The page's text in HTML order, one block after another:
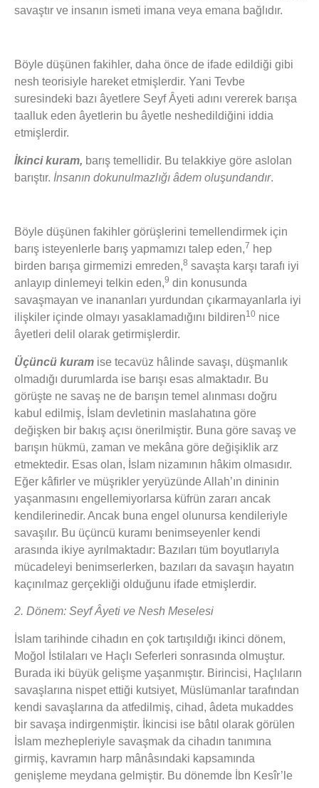
savaştır ve insanın ismeti imana veya emana bağlıdır.
Böyle düşünen fakihler, daha önce de ifade edildiği gibi
nesh teorisiyle hareket etmişlerdir. Yani Tevbe
suresindeki bazı âyetlere Seyf Âyeti adını vererek barışa
taalluk eden âyetlerin bu âyetle neshedildiğini iddia
etmişlerdir.
İkinci kuram, barış temellidir. Bu telakkiye göre aslolan
barıştır. İnsanın dokunulmazlığı âdem oluşundandır.
Böyle düşünen fakihler görüşlerini temellendirmek için
barış isteyenlerle barış yapmamızı talep eden,7 hep
birden barışa girmemizi emreden,8 savaşta karşı tarafı iyi
anlayıp dinlemeyi telkin eden,9 din konusunda
savaşmayan ve inananları yurdundan çıkarmayanlarla iyi
ilişkiler içinde olmayı yasaklamadığını bildiren10 nice
âyetleri delil olarak getirmişlerdir.
Üçüncü kuram ise tecavüz hâlinde savaşı, düşmanlık
olmadığı durumlarda ise barışı esas almaktadır. Bu
görüşte ne savaş ne de barışın temel alınması doğru
kabul edilmiş, İslam devletinin maslahatına göre
değişken bir bakış açısı önerilmiştir. Buna göre savaş ve
barışın hükmü, zaman ve mekâna göre değişiklik arz
etmektedir. Esas olan, İslam nizamının hâkim olmasıdır.
Eğer kâfirler ve müşrikler yeryüzünde Allah’ın dininin
yaşanmasını engellemiyorlarsa küfrün zararı ancak
kendilerinedir. Ancak buna engel olunursa kendileriyle
savaşılır. Bu üçüncü kuramı benimseyenler kendi
arasında ikiye ayrılmaktadır: Bazıları tüm boyutlarıyla
mücadeleyi benimserlerken, bazıları da savaşın hayatın
kaçınılmaz gerçekliği olduğunu ifade etmişlerdir.
2. Dönem: Seyf Âyeti ve Nesh Meselesi
İslam tarihinde cihadın en çok tartışıldığı ikinci dönem,
Moğol İstilaları ve Haçlı Seferleri sonrasında olmuştur.
Burada iki büyük gelişme yaşanmıştır. Birincisi, Haçlıların
savaşlarına nispet ettiği kutsiyet, Müslümanlar tarafından
kendi savaşlarına da atfedilmiş, cihad, âdeta mukaddes
bir savaşa indirgenmiştir. İkincisi ise bâtıl olarak görülen
İslam mezhepleriyle savaşmak da cihadın tanımına
girmiş, kavramın harp mânâsındaki kapsamında
genişleme meydana gelmiştir. Bu dönemde İbn Kesîr’le